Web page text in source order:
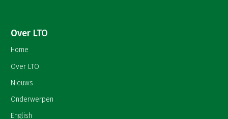
Over LTO
Home
Over LTO
Nieuws
Onderwerpen
English